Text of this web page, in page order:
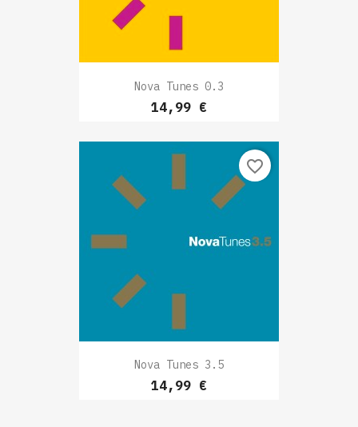
Nova Tunes 0.3
Prix
14,99 €
Nova Tunes 3.5
Prix
14,99 €
favorite_border